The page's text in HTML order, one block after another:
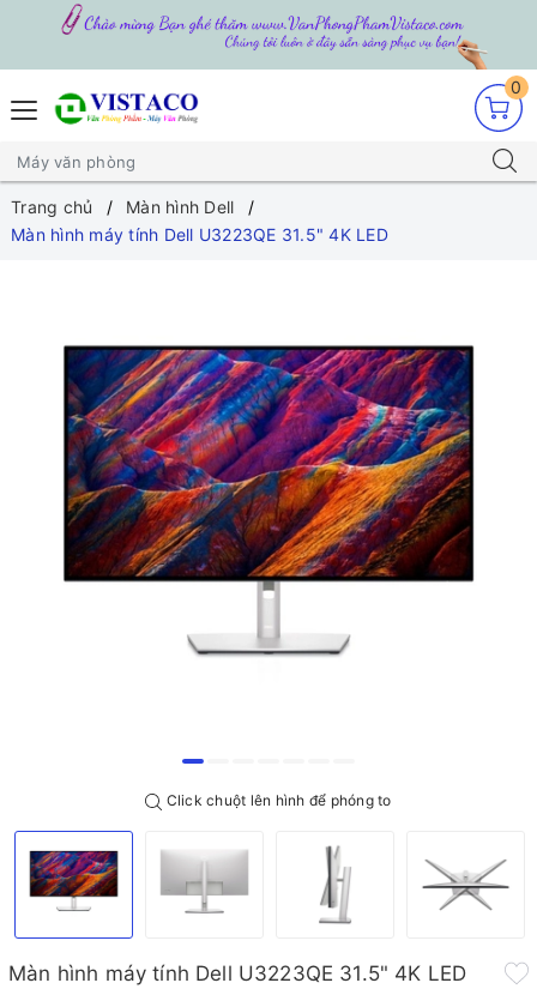
0
Trang chủ
Màn hình Dell
Màn hình máy tính Dell U3223QE 31.5" 4K LED
Click chuột lên hình để phóng to
Màn hình máy tính Dell U3223QE 31.5" 4K LED